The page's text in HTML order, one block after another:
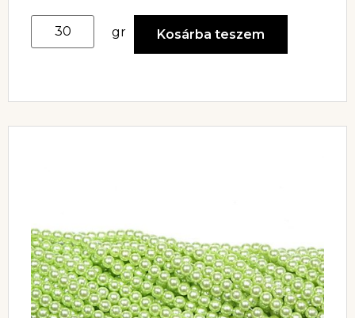
gr Kosárba teszem